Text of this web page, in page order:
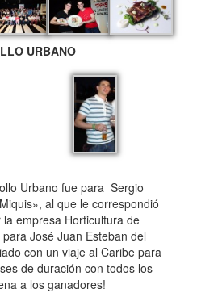
URBANO
Urbano fue para Sergio
al que le correspondió
empresa Horticultura de
José Juan Esteban del
con un viaje al Caribe para
de duración con todos los
a los ganadores!